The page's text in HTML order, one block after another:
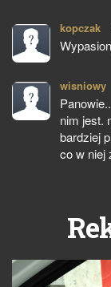
kopczak
wisniowy
nim jest.
bardziej
co w niej